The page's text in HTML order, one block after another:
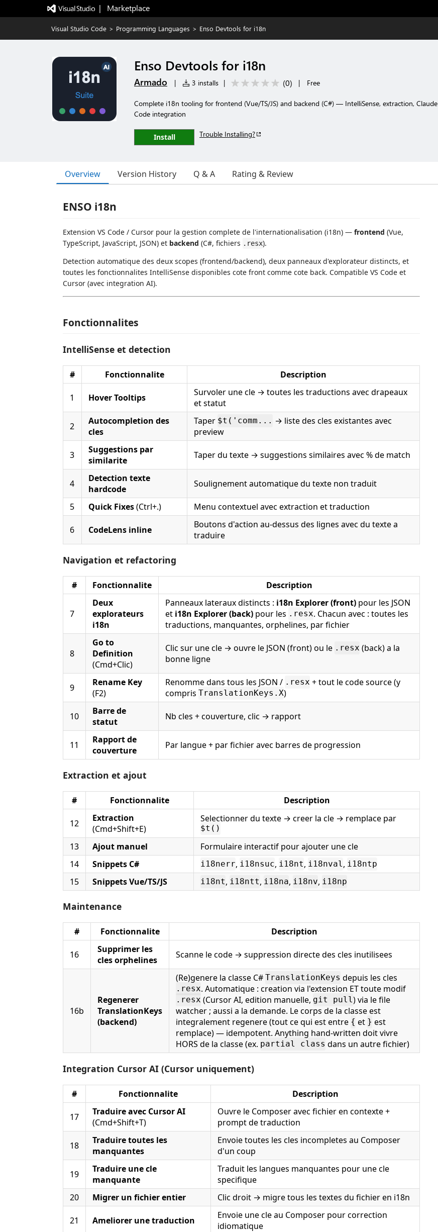
|   Marketplace
Visual Studio Code > Programming Languages > Enso Devtools for i18n
Enso Devtools for i18n
Armado | 3 installs | (0) | Free
Complete i18n tooling for frontend (Vue/TS/JS) and backend (C#) — IntelliSense, extraction, Claude
Code integration
Install Trouble Installing?
Overview Version History Q & A Rating & Review
ENSO i18n
Extension VS Code / Cursor pour la gestion complete de l'internationalisation (i18n) — frontend (Vue,
TypeScript, JavaScript, JSON) et backend (C#, fichiers .resx).
Detection automatique des deux scopes (frontend/backend), deux panneaux d'explorateur distincts, et
toutes les fonctionnalites IntelliSense disponibles cote front comme cote back. Compatible VS Code et
Cursor (avec integration AI).
Fonctionnalites
IntelliSense et detection
# Fonctionnalite Description
1 Hover Tooltips
Survoler une cle → toutes les traductions avec drapeaux
et statut
2
Autocompletion des
cles
Taper $t('comm... → liste des cles existantes avec
preview
3
Suggestions par
similarite
Taper du texte → suggestions similaires avec % de match
4
Detection texte
hardcode
Soulignement automatique du texte non traduit
5 Quick Fixes(Ctrl+.) Menu contextuel avec extraction et traduction
6 CodeLens inline
Boutons d'action au-dessus des lignes avec du texte a
traduire
Navigation et refactoring
# Fonctionnalite Description
7
Deux
explorateurs
i18n
Panneaux lateraux distincts : i18n Explorer (front) pour les JSON
et i18n Explorer (back) pour les .resx. Chacun avec : toutes les
traductions, manquantes, orphelines, par fichier
8
Go to
Definition
(Cmd+Clic)
Clic sur une cle → ouvre le JSON (front) ou le .resx (back) a la
bonne ligne
9
Rename Key
(F2)
Renomme dans tous les JSON / .resx + tout le code source (y
compris TranslationKeys.X)
10
Barre de
statut
Nb cles + couverture, clic → rapport
11
Rapport de
couverture
Par langue + par fichier avec barres de progression
Extraction et ajout
# Fonctionnalite Description
12
Extraction
(Cmd+Shift+E)
Selectionner du texte → creer la cle → remplace par
$t()
13 Ajout manuel
Formulaire interactif pour ajouter une cle
14
Snippets C# i18nerr, i18nsuc, i18nt, i18nval, i18ntp
15 Snippets Vue/TS/JS i18nt, i18ntt, i18na, i18nv, i18np
Maintenance
# Fonctionnalite Description
16
Supprimer les
cles orphelines
Scanne le code → suppression directe des cles inutilisees
16b
Regenerer
TranslationKeys
(backend)
(Re)genere la classe C# TranslationKeys depuis les cles
.resx. Automatique : creation via l'extension ET toute modif
.resx (Cursor AI, edition manuelle, git pull) via le file
watcher ; aussi a la demande. Le corps de la classe est
integralement regenere (tout ce qui est entre { et } est
remplace) — idempotent. Anything hand-written doit vivre
HORS de la classe (ex. partial class dans un autre fichier)
Integration Cursor AI (Cursor uniquement)
# Fonctionnalite Description
17
Traduire avec Cursor AI
(Cmd+Shift+T)
Ouvre le Composer avec fichier en contexte +
prompt de traduction
18
Traduire toutes les
manquantes
Envoie toutes les cles incompletes au Composer
d'un coup
19
Traduire une cle
manquante
Traduit les langues manquantes pour une cle
specifique
20
Migrer un fichier entier Clic droit → migre tous les textes du fichier en i18n
21 Ameliorer une traduction
Envoie une cle au Composer pour correction
idiomatique